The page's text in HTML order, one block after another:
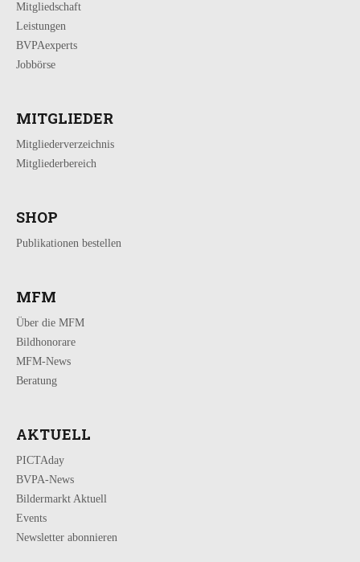
Mitgliedschaft
Leistungen
BVPAexperts
Jobbörse
MITGLIEDER
Mitgliederverzeichnis
Mitgliederbereich
SHOP
Publikationen bestellen
MFM
Über die MFM
Bildhonorare
MFM-News
Beratung
AKTUELL
PICTAday
BVPA-News
Bildermarkt Aktuell
Events
Newsletter abonnieren